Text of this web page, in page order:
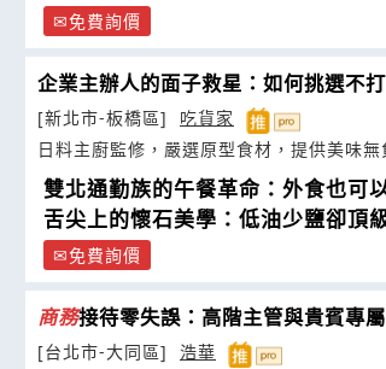
免費詢價
企業主辦人的面子救星：如何挑選不
[新北市-板橋區]
吃貨家
日料主廚監修，嚴選原型食材，提供美味無
雙北通勤族的午餐革命：外食也可
舌尖上的懷石美學：低油少鹽卻頂
免費詢價
商務接待零失誤：高階主管與貴賓專
[台北市-大同區]
浩華